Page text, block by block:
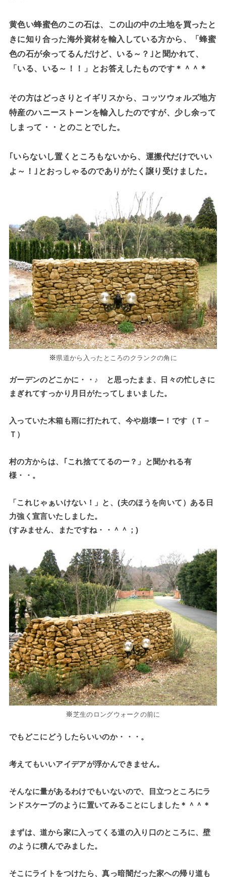
黄色い蜂蜜色のこの石は、この山の中の土地を買ったと
きに知り合った海外資材を輸入している方から、「蜂蜜
色の石が余ってるんだけど、いる～？｣と聞かれて、
「いる、いる～！！」とお答えしたものです＊＾＾＊
その方はどっさりとイギリスから、コッツウォルズ地方
特産のハニーストーンを輸入したのですが、少し余って
しまって・・とのことでした。
｢いらないし置くところもないから、運搬代だけでいい
よ～！｣とおっしゃるのでありがたく譲り受けました。
※県道から入ったところのクランクの角に
ガーデンのどこかに・・♪ と思ったまま、日々の忙しさに
まぎれてすっかり月日がたってしまいました。
入っていた木箱も雨に打たれて、今や崩壊ー！です（Ｔ－
Ｔ）
村の方からは、｢これ捨ててるのー？」と聞かれる有
様・・。
「これじゃぁいけない！」と、(夫のほうを向いて）ある日
力強く宣言いたしました。
(すみません、またですね・・＾＾；)
※芝生のロングウォークの前に
でもどこにどうしたらいいのか・・・。
考えてもいいアイデアが浮かんできません。
そんなに量があるわけでもいないので、目立つところにラ
ンドスケープのように置いてみることにしました＊＾＾＊
まずは、道から家に入ってくる道の入り口のところに、壁
のように積んでみました。
そこにライトをつけたら、真っ暗闇だった家への帰り道も